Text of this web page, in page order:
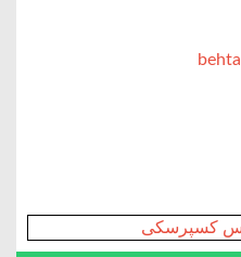
کسپرسکی